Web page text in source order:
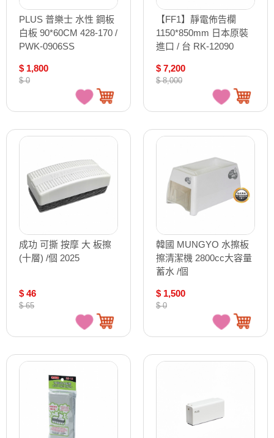
PLUS 普樂士 水性 鋼板
白板 90*60CM 428-170 /
PWK-0906SS
$ 1,800
$ 0
【FF1】靜電佈告欄
1150*850mm 日本原裝
進口 / 台 RK-12090
$ 7,200
$ 8,000
成功 可撕 按摩 大 板擦
(十層) /個 2025
$ 46
$ 65
韓國 MUNGYO 水擦板
擦清潔機 2800cc大容量
蓄水 /個
$ 1,500
$ 0